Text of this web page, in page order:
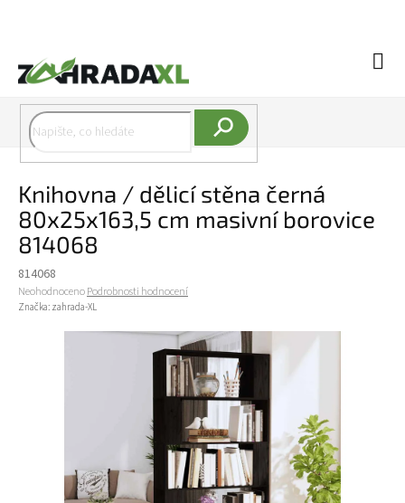
Knihovna / dělicí stěna černá
80x25x163,5 cm masivní borovice
814068
814068
Průměrné hodnocení produktu je 0,0 z 5 hvězdiček.
NeohodnocenoPodrobnosti hodnocení
Značka: zahrada-XL